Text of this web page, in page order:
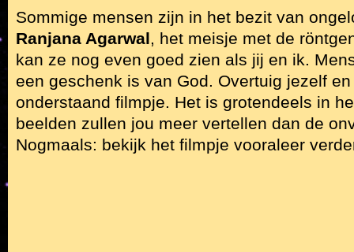
Sommige mensen zijn in het bezit van
Ranjana Agarwal, het meisje met de
kan ze nog even goed zien als jij en ik.
een geschenk is van God. Overtuig jezelf
onderstaand filmpje. Het is grotendeels in
beelden zullen jou meer vertellen dan de
Nogmaals: bekijk het filmpje vooraleer